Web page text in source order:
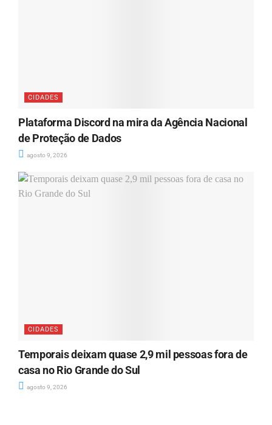
CIDADES
Plataforma Discord na mira da Agência Nacional
de Proteção de Dados
agosto 9, 2026
CIDADES
Temporais deixam quase 2,9 mil pessoas fora de
casa no Rio Grande do Sul
agosto 9, 2026